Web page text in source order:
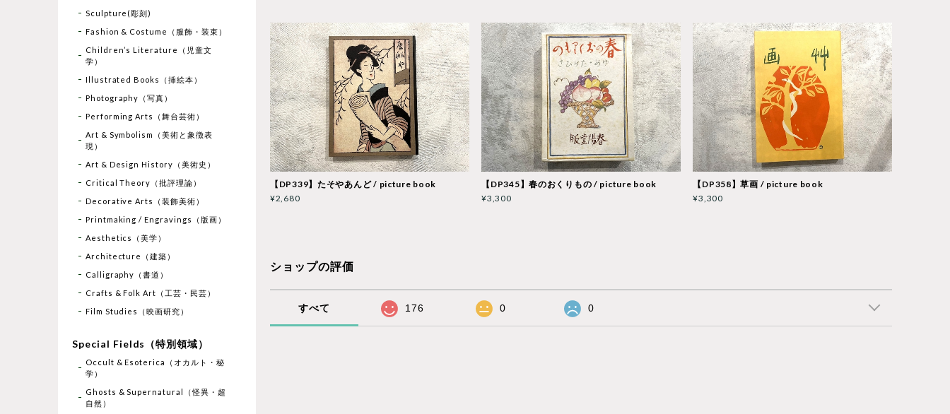
【DP339】たそやあんど / picture book
¥2,680
【DP345】春のおくりもの / picture book
¥3,300
【DP358】草画 / picture book
¥3,300
ショップの評価
すべて 176 0 0
Sculpture(彫刻)
Fashion & Costume（服飾・装束）
Children’s Literature（児童文
学）
Illustrated Books（挿絵本）
Photography（写真）
Performing Arts（舞台芸術）
Art & Symbolism（美術と象徴表
現）
Art & Design History（美術史）
Critical Theory（批評理論）
Decorative Arts（装飾美術）
Printmaking / Engravings（版画）
Aesthetics（美学）
Architecture（建築）
Calligraphy（書道）
Crafts & Folk Art（工芸・民芸）
Film Studies（映画研究）
Special Fields（特別領域）
Occult & Esoterica（オカルト・秘
学）
Ghosts & Supernatural（怪異・超
自然）